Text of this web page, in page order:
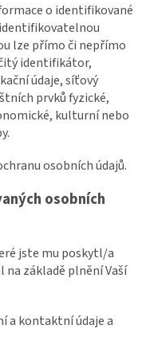
o identifikované
lze přímo či nepřímo
identifikátor,
údaje, síťový
prvků fyzické,
kulturní nebo
osobních údajů.
osobních
jste mu poskytl/a
na základě plnění Vaší
a kontaktní údaje a